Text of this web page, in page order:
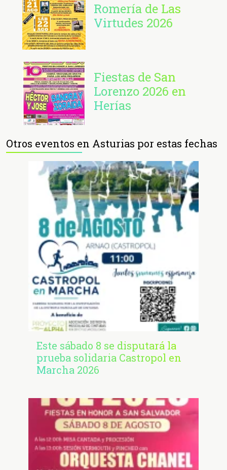
Romería de Las
Virtudes 2026
Fiestas de San
Lorenzo 2026 en
Herías
Otros eventos en Asturias por estas fechas
Este sábado 8 se disputará la
prueba solidaria Castropol en
Marcha 2026